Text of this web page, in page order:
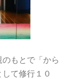
もとで「から
て修行１０